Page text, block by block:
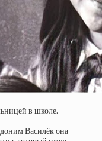
в школе.
Василёк она